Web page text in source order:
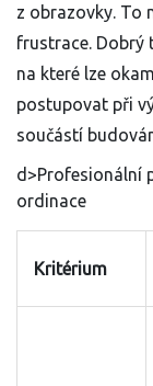
z obrazovky. To
frustrace. Dobrý
na které lze
postupovat při
součástí
d>Profesionální
ordinace
Kritérium